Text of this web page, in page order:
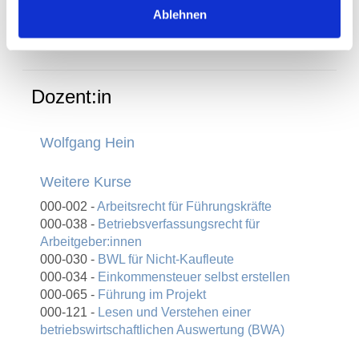
Ablehnen
Führungskräfte, auch Führungskräfte in
Vorbereitung.
Dozent:in
Wolfgang Hein
Weitere Kurse
000-002 -Arbeitsrecht für Führungskräfte
000-038 - Betriebsverfassungsrecht für
Arbeitgeber:innen
000-030 - BWL für Nicht-Kaufleute
000-034 - Einkommensteuer selbst erstellen
000-065 - Führung im Projekt
000-121 - Lesen und Verstehen einer
betriebswirtschaftlichen Auswertung (BWA)